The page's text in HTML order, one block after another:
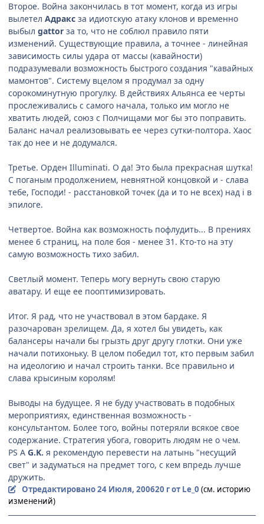
Второе. Война закончилась в тот момент, когда из игры
вылетел Адракс за идиотскую атаку клонов и временно
выбыл gattor за то, что не соблюл правило пяти
изменений. Существующие правила, а точнее - линейная
зависимость силы удара от массы (кавайности)
подразумевали возможность быстрого создания "кавайных
мамонтов". Систему вцелом я продумал за одну
сорокоминутную прогулку. В действиях Альянса ее черты
прослеживались с самого начала, только им могло не
хватить людей, союз с Полчищами мог бы это поправить.
Баланс начал реализовывать ее через сутки-полтора. Хаос
так до нее и не додумался.
Третье. Орден Illuminati. О да! Это была прекрасная шутка!
С поганым продолжением, невнятной концовкой и - слава
тебе, Господи! - расстановкой точек (да и то не всех) над i в
эпилоге.
Четвертое. Война как возможность пофлудить... В прениях
менее 6 страниц, на поле боя - менее 31. Кто-то на эту
самую возможность тихо забил.
Светлый момент. Теперь могу вернуть свою старую
аватару. И еще ее пооптимизировать.
Итог. Я рад, что не участвовал в этом бардаке. Я
разочарован зрелищем. Да, я хотел бы увидеть, как
балансеры начали бы грызть друг другу глотки. Они уже
начали потихоньку. В целом победил тот, кто первым забил
на идеологию и начал строить танки. Все правильно и
слава крысиным королям!
Выводы на будущее. Я не буду участвовать в подобных
мероприятиях, единственная возможность -
консультантом. Более того, войны потеряли всякое свое
содержание. Стратегия убога, говорить людям не о чем.
PS А G.K. я рекомендую перевести на латынь "несущий
свет" и задуматься на предмет того, с кем впредь лучше
дружить.
Отредактировано24 Июля, 200620 гот Le_0 (см. историю
изменений)